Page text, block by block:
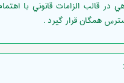
در قالب الزامات قانوني با اهتمام
همگان قرار گيرد .